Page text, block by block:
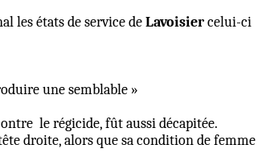
les états de service deLavoisiercelui-ci
une semblable »
le régicide, fût aussi décapitée.
droite, alors que sa condition de femme